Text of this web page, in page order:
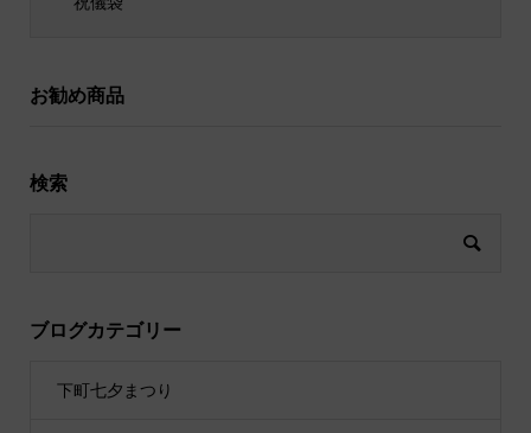
お勧め商品
検索
ブログカテゴリー
下町七夕まつり